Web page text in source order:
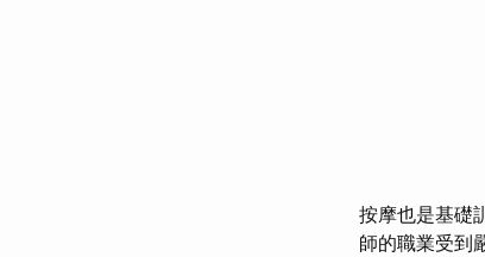
按摩也是基礎
師的職業受到